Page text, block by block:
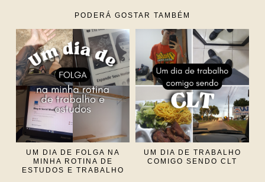
PODERÁ GOSTAR TAMBÉM
UM DIA DE FOLGA NA
MINHA ROTINA DE
ESTUDOS E TRABALHO
UM DIA DE TRABALHO
COMIGO SENDO CLT